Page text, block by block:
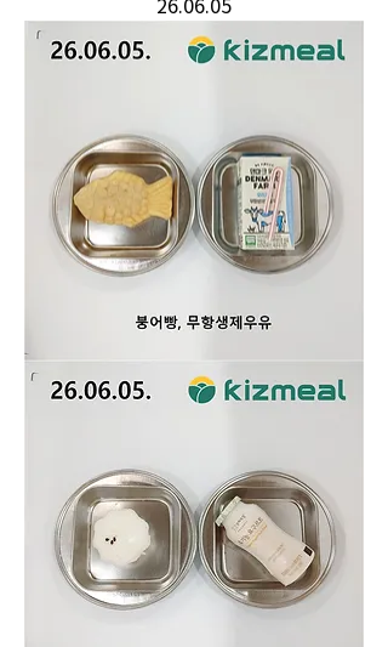
26.06.05